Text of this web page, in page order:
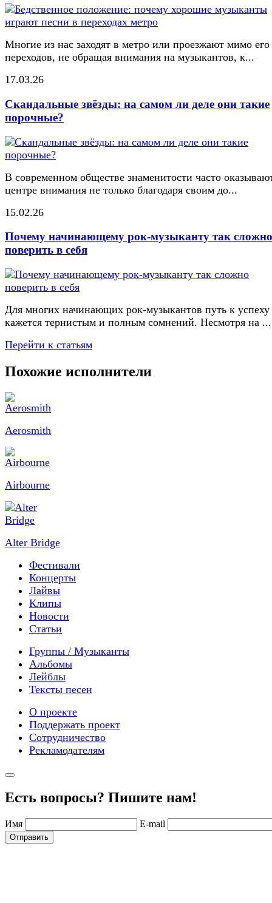
Многие из нас заходят в метро или проезжают мимо его
переходов, не обращая внимания на музыкантов, к...
17.03.26
Скандальные звёзды: на самом ли деле они такие
порочные?
В современном обществе знаменитости часто
центре внимания не только благодаря своим до...
15.02.26
Почему начинающему рок-музыканту так сложно
поверить в себя
Для многих начинающих рок-музыкантов путь к успеху
кажется тернистым и полным сомнений. Несмотря на ...
Перейти к статьям
Похожие исполнители
Aerosmith
Airbourne
Alter Bridge
Фестивали
Концерты
Лайвы
Клипы
Новости
Статьи
Группы / Музыканты
Альбомы
Лейблы
Тексты песен
О проекте
Поддержать проект
Сотрудничество
Рекламодателям
Есть вопросы? Пишите нам!
Имя E-mail